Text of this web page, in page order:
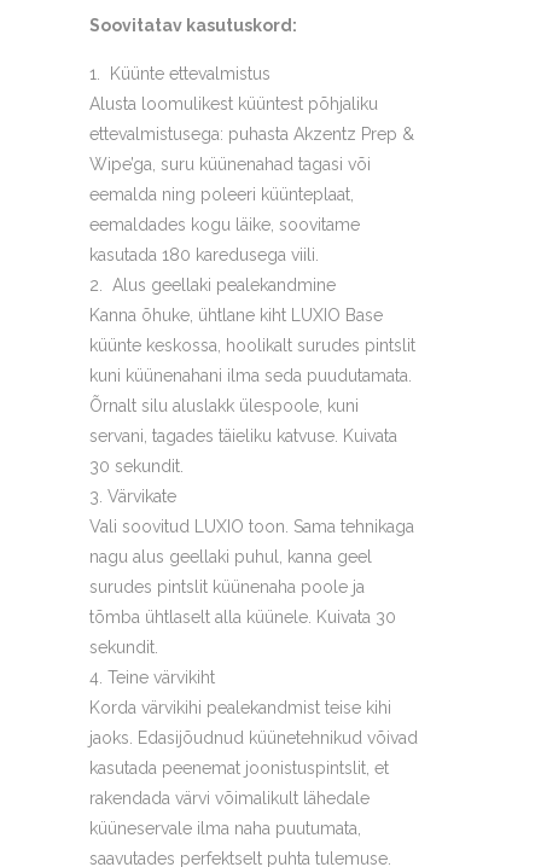
Soovitatav kasutuskord:
Küünte ettevalmistus
Alusta loomulikest küüntest põhjaliku
ettevalmistusega: puhasta Akzentz Prep &
Wipe’ga, suru küünenahad tagasi või
eemalda ning poleeri küünteplaat,
eemaldades kogu läike, soovitame
kasutada 180 karedusega viili.
Alus geellaki pealekandmine
Kanna õhuke, ühtlane kiht LUXIO Base
küünte keskossa, hoolikalt surudes pintslit
kuni küünenahani ilma seda puudutamata.
Õrnalt silu aluslakk ülespoole, kuni
servani, tagades täieliku katvuse. Kuivata
30 sekundit.
Värvikate
Vali soovitud LUXIO toon. Sama tehnikaga
nagu alus geellaki puhul, kanna geel
surudes pintslit küünenaha poole ja
tõmba ühtlaselt alla küünele. Kuivata 30
sekundit.
Teine värvikiht
Korda värvikihi pealekandmist teise kihi
jaoks. Edasijõudnud küünetehnikud võivad
kasutada peenemat joonistuspintslit, et
rakendada värvi võimalikult lähedale
küüneservale ilma naha puutumata,
saavutades perfektselt puhta tulemuse.